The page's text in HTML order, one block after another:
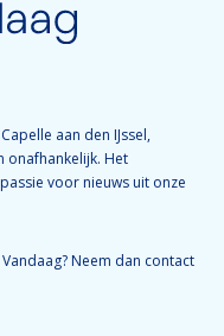
aan den IJssel,
onafhankelijk. Het
voor nieuws uit onze
Neem dan contact